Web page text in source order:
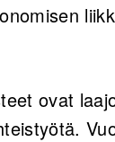
ovat